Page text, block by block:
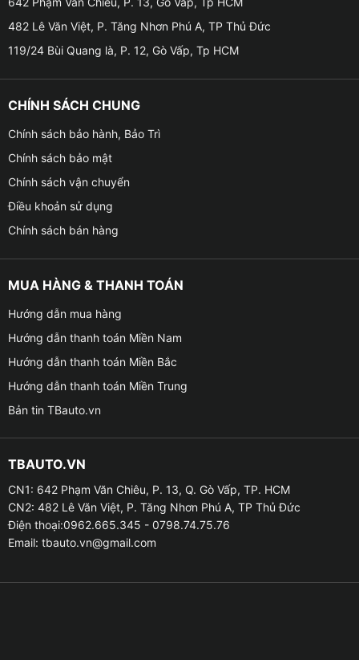
MF DIN45L-LBN:
– Huyndai: Accent, Elantra
– Chevrolet: Spark 1.0
– Các mẫu xe Toyota từ 2017
– Honda: CR-V, Civic
– Suzuki: Vitara
| Xem thêm: Cảm biến áp suất lốp Steelmate MT30
482 Lê Văn Việt, P. Tăng Nhơn Phú A, TP Thủ Đức
119/24 Bùi Quang là, P. 12, Gò Vấp, Tp HCM
CHÍNH SÁCH CHUNG
Chính sách bảo hành, Bảo Trì
Chính sách bảo mật
Chính sách vận chuyển
Điều khoản sử dụng
Chính sách bán hàng
MUA HÀNG & THANH TOÁN
Hướng dẫn mua hàng
Hướng dẫn thanh toán Miền Nam
Hướng dẫn thanh toán Miền Bắc
Hướng dẫn thanh toán Miền Trung
Bản tin TBauto.vn
TBAUTO.VN
CN1: 642 Phạm Văn Chiêu, P. 13, Q. Gò Vấp, TP. HCM
CN2: 482 Lê Văn Việt, P. Tăng Nhơn Phú A, TP Thủ Đức
Điện thoại:0962.665.345 - 0798.74.75.76
Email: tbauto.vn@gmail.com